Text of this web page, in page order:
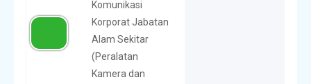
Komunikasi
Korporat Jabatan
Alam Sekitar
(Peralatan
Kamera dan